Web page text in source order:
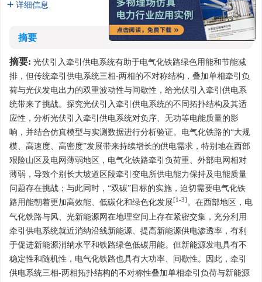
详细信息
摘要
摘要: 光伏引入牵引供电系统有助于电气化铁路绿色用能和节能减
排，但传统牵引供电系统三相-两相的不对称结构，叠加单相牵引负
荷与光伏发电出力的双重波动性与间歇性，给光伏引入牵引供电系
统带来了挑战。探究光伏引入牵引供电系统的不同拓扑结构及其适
应性，分析光伏引入牵引供电系统对负序、无功等电能质量的影
响，并结合仿真模型与实测数据进行分析验证。电气化铁路的“大规
模、高速度、高密度”发展带来持续增长的供电需求，特别地在西部
艰险山区及电网薄弱地区，电气化铁路牵引负荷重、外部电网相对
薄弱，导致个别长大坡道区段牵引变电所供电能力保持及电能质量
问题存在挑战；与此同时，“双碳”目标的实施，迫切需要电气化铁
路用能朝着更加高效能、低碳化和绿色化发展[1-3] 。在西部地区，电
气化铁路与风、光新能源网在地理空间上存在紧密交集，充分利用
牵引供电系统就近消纳沿线新能源、提高新能源供电渗透率，有利
于促进新能源消纳水平和铁路绿色低碳用能。但新能源发电具有不
稳定性和随机性，电气化铁路也具有大功率、间歇性。因此，牵引
供电系统三相-两相拓扑结构的不对称性叠加单相牵引负荷与新能源